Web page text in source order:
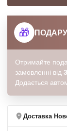
🎁
Отримайте
замовленні від
Додається
Доставка